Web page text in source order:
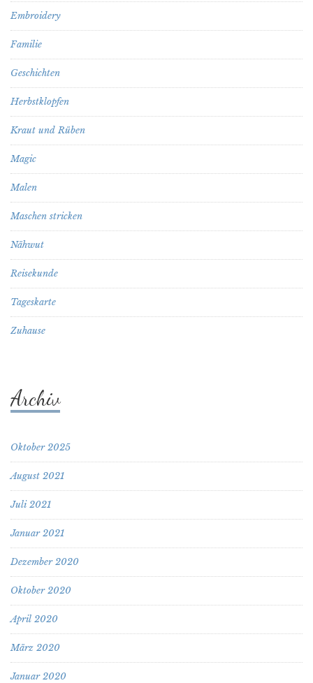
Embroidery
Familie
Geschichten
Herbstklopfen
Kraut und Rüben
Magic
Malen
Maschen stricken
Nähwut
Reisekunde
Tageskarte
Zuhause
Archiv
Oktober 2025
August 2021
Juli 2021
Januar 2021
Dezember 2020
Oktober 2020
April 2020
März 2020
Januar 2020